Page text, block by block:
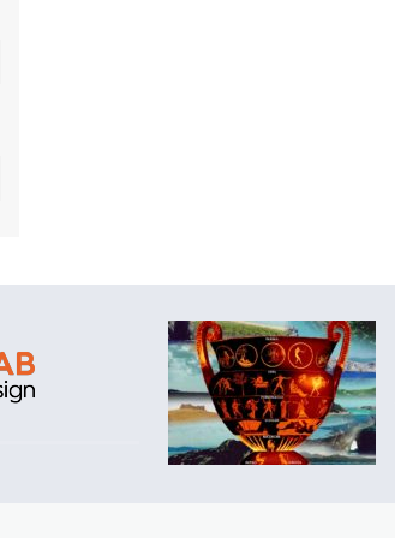
Odissea, il racconto dell’Occidente
20 Luglio 2026